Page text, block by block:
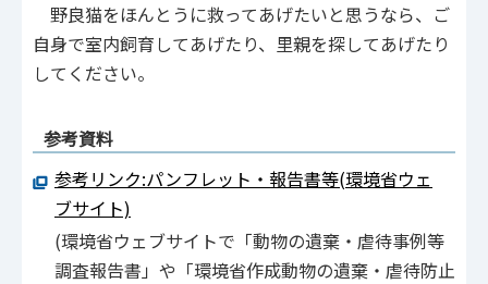
野良猫をほんとうに救ってあげたいと思うなら、ご
自身で室内飼育してあげたり、里親を探してあげたり
してください。
参考資料
参考リンク:パンフレット・報告書等(環境省ウェ
ブサイト)
(環境省ウェブサイトで「動物の遺棄・虐待事例等
調査報告書」や「環境省作成動物の遺棄・虐待防止